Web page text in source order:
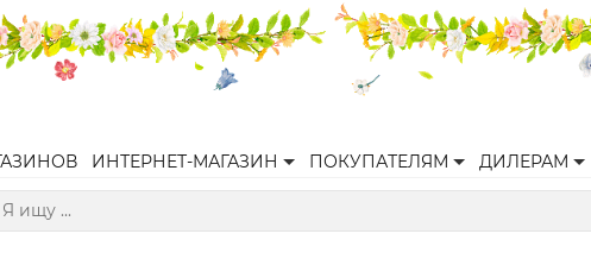
ИНТЕРНЕТ-МАГАЗИН ПОКУПАТЕЛЯМ ДИЛЕРАМ